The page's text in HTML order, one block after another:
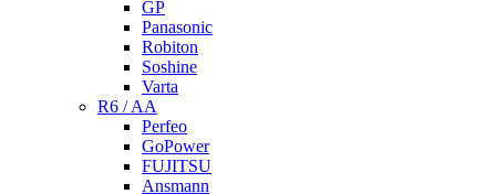
GP
Panasonic
Robiton
Soshine
Varta
R6 / AA
Perfeo
GoPower
FUJITSU
Ansmann